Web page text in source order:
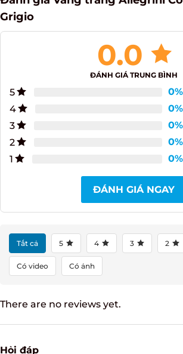
Pinot Grigio
0.0
ĐÁNH GIÁ TRUNG BÌNH
5 0%|
4
0%|
3
0%|
2
0%|
1
0%|
ĐÁNH GIÁ NGAY
Tất cả 5 4 3 2
Có video Có ảnh
There are no reviews yet.
Hỏi đáp